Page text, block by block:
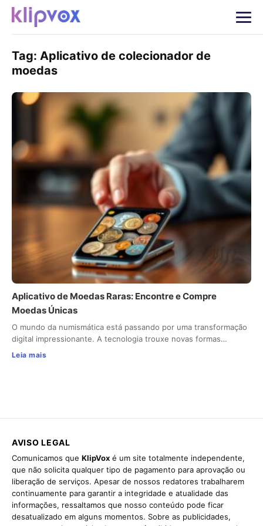
Tag: Aplicativo de colecionador de
moedas
Aplicativo de Moedas Raras: Encontre e Compre
Moedas Únicas
O mundo da numismática está passando por uma transformação
digital impressionante. A tecnologia trouxe novas formas…
Leia mais
AVISO LEGAL
Comunicamos que KlipVox é um site totalmente independente,
que não solicita qualquer tipo de pagamento para aprovação ou
liberação de serviços. Apesar de nossos redatores trabalharem
continuamente para garantir a integridade e atualidade das
informações, ressaltamos que nosso conteúdo pode ficar
desatualizado em alguns momentos. Sobre as publicidades,